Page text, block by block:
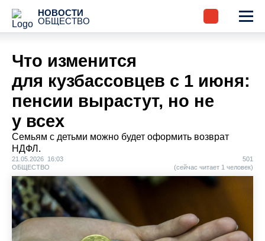
НОВОСТИ
ОБЩЕСТВО
Что изменится
для кузбассовцев с 1 июня:
пенсии вырастут, но не
у всех
Семьям с детьми можно будет оформить возврат
НДФЛ.
21.05.2026 16:03
ОБЩЕСТВО
501
(сейчас читает 1 человек)